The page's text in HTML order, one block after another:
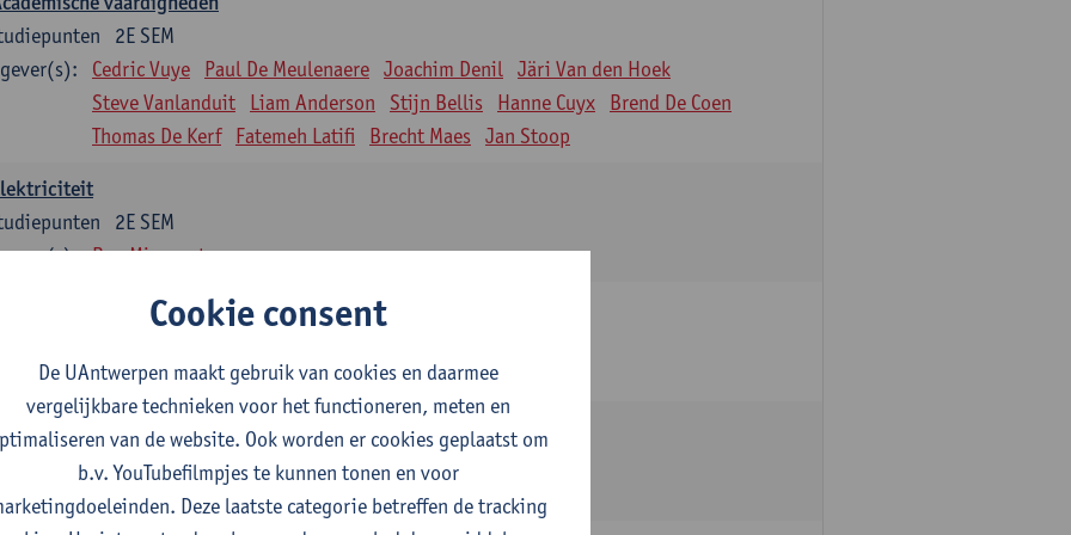
2E SEM
Cedric Vuye Paul De Meulenaere Joachim Denil Järi Van den Hoek
Steve Vanlanduit
Liam Anderson Stijn Bellis Hanne Cuyx
Brend De Coen
Thomas De Kerf
Fatemeh Latifi Brecht Maes Jan Stoop
2E SEM
Ben Minnaert
en Dynamica
Gunther Steenackers Steven Lenssen
2E SEM
studiepunten
Linda Beenaerts
Cookie consent
De UAntwerpen maakt gebruik van cookies en daarmee
vergelijkbare technieken voor het functioneren, meten en
van de website. Ook worden er cookies geplaatst om
b.v. YouTubefilmpjes te kunnen tonen en voor
Deze laatste categorie betreffen de tracking